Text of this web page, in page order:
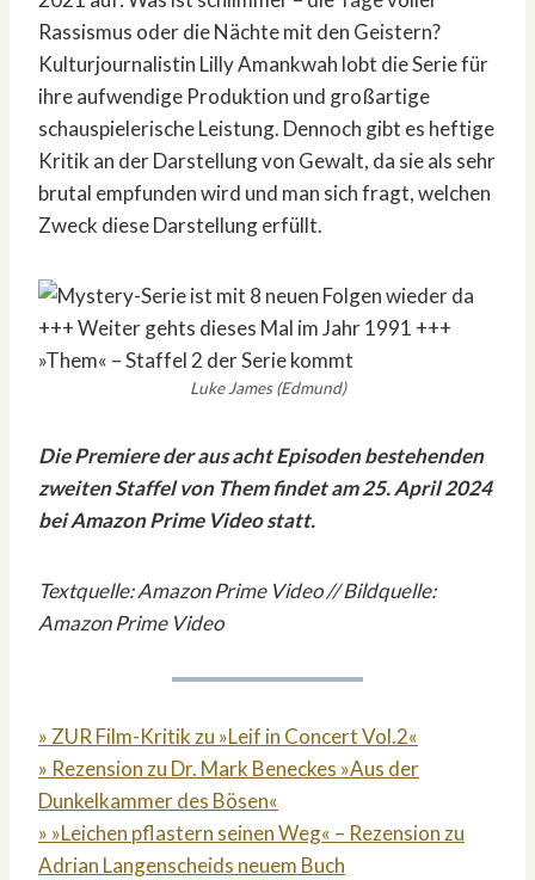
Rassismus oder die Nächte mit den Geistern?
Kulturjournalistin Lilly Amankwah lobt die Serie für
ihre aufwendige Produktion und großartige
schauspielerische Leistung. Dennoch gibt es heftige
Kritik an der Darstellung von Gewalt, da sie als sehr
brutal empfunden wird und man sich fragt, welchen
Zweck diese Darstellung erfüllt.
Luke James (Edmund)
Die Premiere der aus acht Episoden bestehenden
zweiten Staffel von Them findet am 25. April 2024
bei Amazon Prime Video statt.
Textquelle: Amazon Prime Video // Bildquelle:
Amazon Prime Video
» ZUR Film-Kritik zu »Leif in Concert Vol.2«
» Rezension zu Dr. Mark Beneckes »Aus der
Dunkelkammer des Bösen«
» »Leichen pflastern seinen Weg« – Rezension zu
Adrian Langenscheids neuem Buch